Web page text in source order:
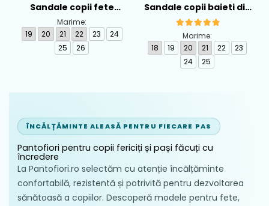
Sandale copii fete
calapod lat din textil
Biomecanics, Roz -
262193-A103
Marime:
19
20 21 22 23
24
25
26
Sandale copii baieti din
piele Biomecanics,
Albastru - 262124-A556
Marime:
18
19 20 21 22
23
24
25
ÎNCĂLȚĂMINTE ALEASĂ PENTRU FIECARE PAS
Pantofiori pentru copii fericiți și pași făcuți cu
încredere
La Pantofiori.ro selectăm cu atenție încălțăminte
confortabilă, rezistentă și potrivită pentru dezvoltarea
sănătoasă a copiilor. Descoperă modele pentru fete,